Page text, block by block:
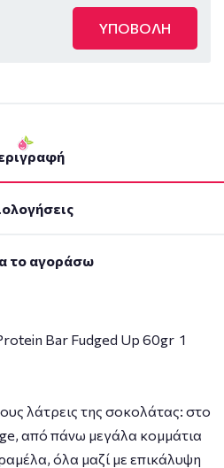
ΥΠΟΒΟΛΗ
το αγοράσω
Bar Fudged Up 60gr 1
λάτρεις της σοκολάτας: στο
από πάνω μεγάλα κομμάτια
όλα μαζί με επικάλυψη